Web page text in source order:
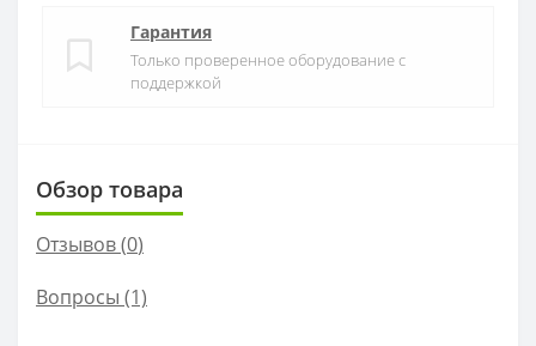
Гарантия
Только проверенное оборудование с
поддержкой
Обзор товара
Отзывов (0)
Вопросы (1)